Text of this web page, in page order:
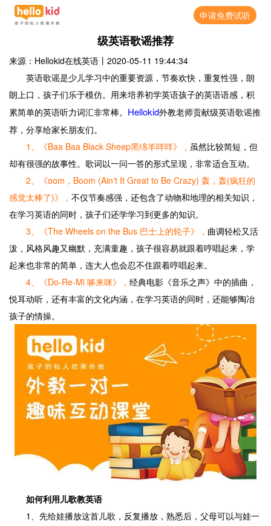
申请免费试听
级英语歌谣推荐
来源：Hellokid在线英语 丨 2020-05-11 19:44:34
英语歌谣是少儿学习中的重要资源，节奏欢快，重复性强，朗
朗上口，孩子们乐于模仿。用来培养初学英语孩子的英语语感，积
累简单的英语听力词汇非常棒。 Hellokid外教老师贡献级英语歌谣推
荐，分享给家长朋友们。
1、《Baa Baa Black Sheep黑绵羊咩咩》
， 虽然比较简短，但
却有很强的故事性。歌词以一问一答的形式呈现，非常适合互动。
2、《oom，Boom (Ain't It Great to Be Crazy) 轰，轰(疯狂的
感觉太棒了)》， 不仅节奏感强，还包含了动物和地理的相关知识，
在学习英语的同时，孩子们还学学习到更多的知识。
3、《The Wheels on the Bus 巴士上的轮子》
， 曲调轻松又活
泼，风格风趣又幽默，充满童趣，孩子很容易就跟着哼唱起来，学
起来也非常的简单，连大人也会忍不住跟着哼唱起来。
4、《Do-Re-Mi 哆来咪》， 经典电影《音乐之声》中的插曲，
悦耳动听，还有丰富的文化内涵，在学习英语的同时，还能够陶冶
孩子的情操。
如何利用儿歌教英语
1、先给娃播放这首儿歌，反复播放，熟悉后，父母可以与娃一